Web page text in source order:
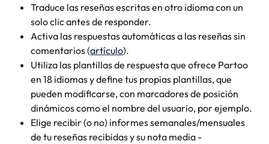
Traduce las reseñas escritas en otro idioma con un
solo clic antes de responder.
Activa las respuestas automáticas a las reseñas sin
comentarios (artículo).
Utiliza las plantillas de respuesta que ofrece Partoo
en 18 idiomas y define tus propias plantillas, que
pueden modificarse, con marcadores de posición
dinámicos como el nombre del usuario, por ejemplo.
Elige recibir (o no) informes semanales/mensuales
de tu reseñas recibidas y su nota media -